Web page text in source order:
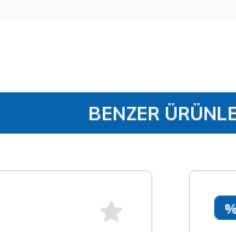
BENZER